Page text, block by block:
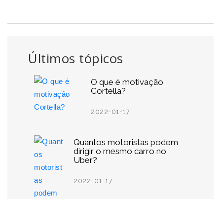
Últimos tópicos
O que é motivação
Cortella?
2022-01-17
Quantos motoristas podem
dirigir o mesmo carro no
Uber?
2022-01-17